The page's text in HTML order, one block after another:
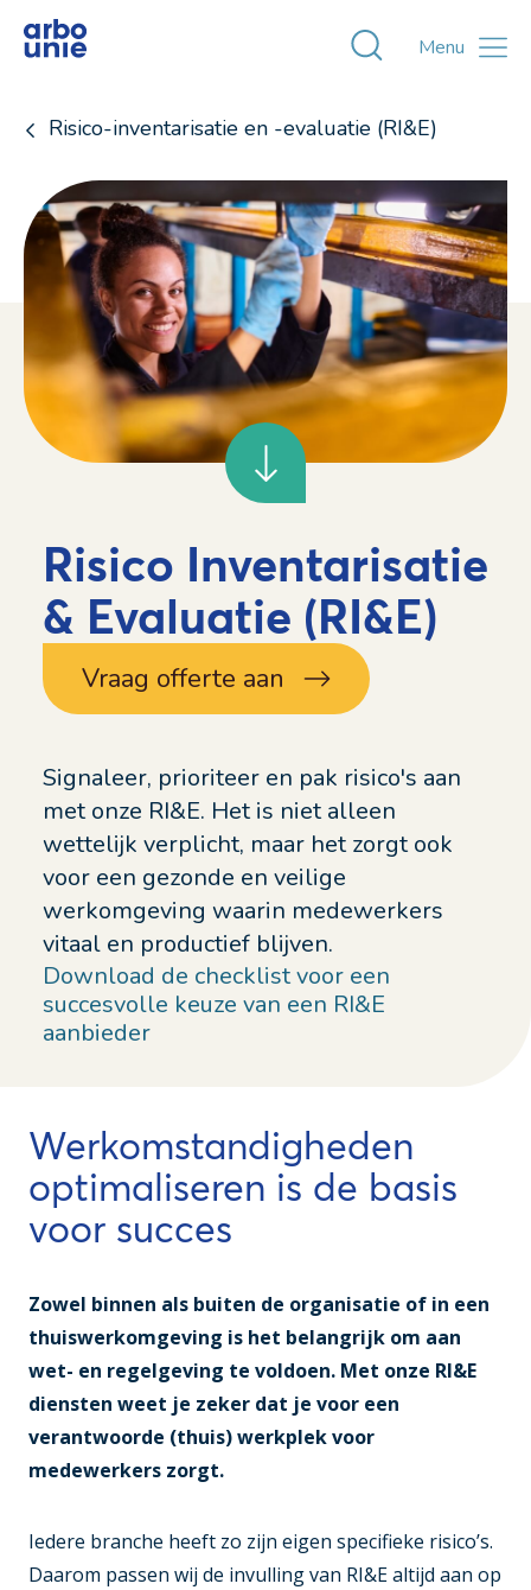
Toggle
Menu
Risico-inventarisatie en -evaluatie (RI&E)
Risico Inventarisatie
& Evaluatie (RI&E)
Vraag offerte aan
Signaleer, prioriteer en pak risico's aan
met onze RI&E. Het is niet alleen
wettelijk verplicht, maar het zorgt ook
voor een gezonde en veilige
werkomgeving waarin medewerkers
vitaal en productief blijven.
Download de checklist voor een
succesvolle keuze van een RI&E
aanbieder
Werkomstandigheden
optimaliseren is de basis
voor succes
Zowel binnen als buiten de organisatie of in een
thuiswerkomgeving is het belangrijk om aan
wet- en regelgeving te voldoen. Met onze RI&E
diensten weet je zeker dat je voor een
verantwoorde (thuis) werkplek voor
medewerkers zorgt.
Iedere branche heeft zo zijn eigen specifieke risico’s.
Daarom passen wij de invulling van RI&E altijd aan op